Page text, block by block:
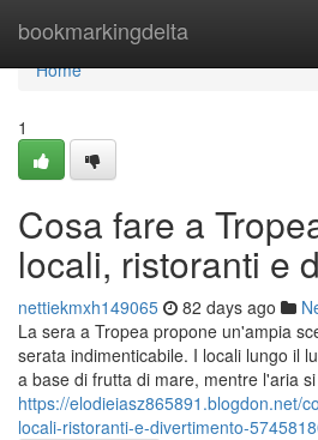
bookmarkingdelta
Home
Home
1
Cosa fare a
locali, ristoranti e
nettiekmxh149065 82 days ago
La sera a Tropea propone un'ampia
serata indimenticabile. I locali lungo il
a base di frutta di mare, mentre l'aria
https://elodieiasz865891.blogdon.net/
locali-ristoranti-e-divertimento-